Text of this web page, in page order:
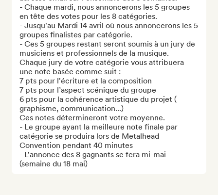
- Chaque mardi, nous annoncerons les 5 groupes
en tête des votes pour les 8 catégories.
- Jusqu'au Mardi 14 avril où nous annoncerons les 5
groupes finalistes par catégorie.
- Ces 5 groupes restant seront soumis à un jury de
musiciens et professionnels de la musique.
Chaque jury de votre catégorie vous attribuera
une note basée comme suit :
7 pts pour l'écriture et la composition
7 pts pour l’aspect scénique du groupe
6 pts pour la cohérence artistique du projet (
graphisme, communication...)
Ces notes détermineront votre moyenne.
- Le groupe ayant la meilleure note finale par
catégorie se produira lors de Metalhead
Convention pendant 40 minutes
- L'annonce des 8 gagnants se fera mi-mai
(semaine du 18 mai)